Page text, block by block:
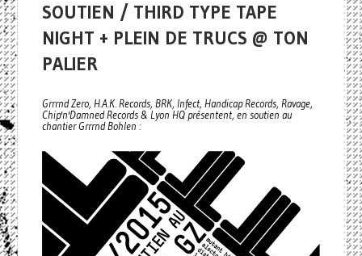
SOUTIEN / THIRD TYPE TAPE
NIGHT + PLEIN DE TRUCS @ TON
PALIER
Grrrnd Zero, H.A.K. Records, BRK, Infect, Handicap Records, Ravage,
Chip'n'Damned Records & Lyon HQ présentent, en soutien au
chantier Grrrnd Bohlen :